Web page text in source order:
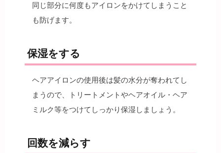
同じ部分に何度もアイロンをかけてしまうこと
も防げます。
保湿をする
ヘアアイロンの使用後は髪の水分が奪われてし
まうので、トリートメントやヘアオイル・ヘア
ミルク等をつけてしっかり保湿しましょう。
回数を減らす